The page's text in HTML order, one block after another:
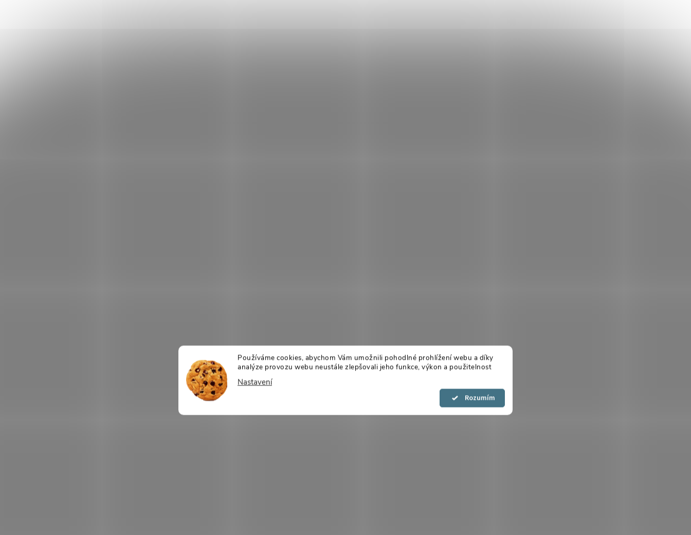
Používáme cookies, abychom Vám umožnili pohodlné prohlížení webu a díky
analýze provozu webu neustále zlepšovali jeho funkce, výkon a použitelnost
Nastavení
Souhlasím